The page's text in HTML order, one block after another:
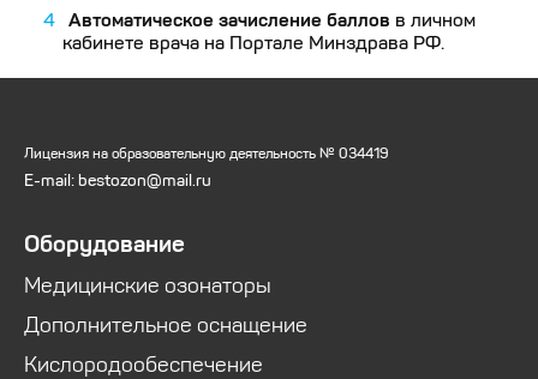
Автоматическое зачисление баллов в личном
кабинете врача на Портале Минздрава РФ.
Лицензия на образовательную деятельность № 034419
E-mail: bestozon@mail.ru
Оборудование
Медицинские озонаторы
Дополнительное оснащение
Кислородообеспечение